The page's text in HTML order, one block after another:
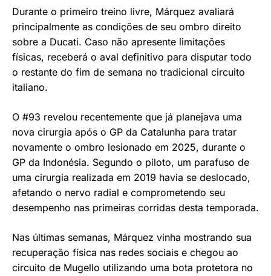
Durante o primeiro treino livre, Márquez avaliará
principalmente as condições de seu ombro direito
sobre a Ducati. Caso não apresente limitações
físicas, receberá o aval definitivo para disputar todo
o restante do fim de semana no tradicional circuito
italiano.
O #93 revelou recentemente que já planejava uma
nova cirurgia após o GP da Catalunha para tratar
novamente o ombro lesionado em 2025, durante o
GP da Indonésia. Segundo o piloto, um parafuso de
uma cirurgia realizada em 2019 havia se deslocado,
afetando o nervo radial e comprometendo seu
desempenho nas primeiras corridas desta temporada.
Nas últimas semanas, Márquez vinha mostrando sua
recuperação física nas redes sociais e chegou ao
circuito de Mugello utilizando uma bota protetora no